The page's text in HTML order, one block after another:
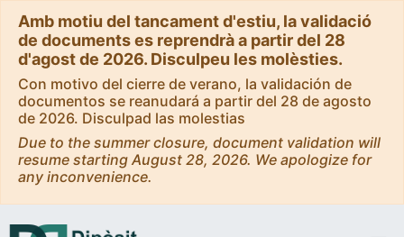
Amb motiu del tancament d'estiu, la validació
de documents es reprendrà a partir del 28
d'agost de 2026. Disculpeu les molèsties.
Con motivo del cierre de verano, la validación de
documentos se reanudará a partir del 28 de agosto
de 2026. Disculpad las molestias
Due to the summer closure, document validation will
resume starting August 28, 2026. We apologize for
any inconvenience.